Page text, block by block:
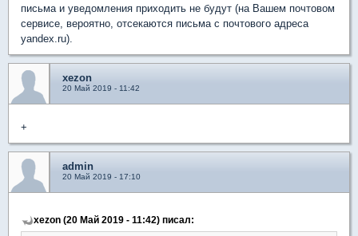
письма и уведомления приходить не будут (на Вашем почтовом
сервисе, вероятно, отсекаются письма с почтового адреса
yandex.ru).
xezon
20 Май 2019 - 11:42
+
admin
20 Май 2019 - 17:10
xezon (20 Май 2019 - 11:42) писал: